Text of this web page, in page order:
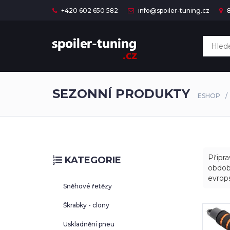
+420 602 650 582 info@spoiler-tuning.cz
SEZONNÍ PRODUKTY ESHOP
KATEGORIE
Sněhové řetězy
Škrabky - clony
Uskladnění pneu